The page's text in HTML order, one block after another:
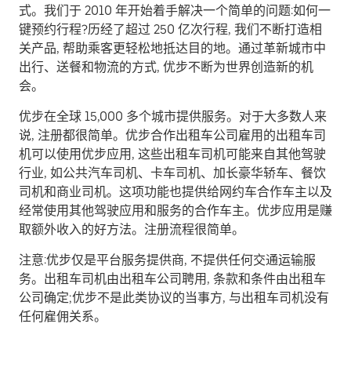
式。我们于 2010 年开始着手解决一个简单的问题:如何一
键预约行程?历经了超过 250 亿次行程, 我们不断打造相
关产品, 帮助乘客更轻松地抵达目的地。通过革新城市中
出行、送餐和物流的方式, 优步不断为世界创造新的机
会。
优步在全球 15,000 多个城市提供服务。对于大多数人来
说, 注册都很简单。优步合作出租车公司雇用的出租车司
机可以使用优步应用, 这些出租车司机可能来自其他驾驶
行业, 如公共汽车司机、卡车司机、加长豪华轿车、餐饮
司机和商业司机。这项功能也提供给网约车合作车主以及
经常使用其他驾驶应用和服务的合作车主。优步应用是赚
取额外收入的好方法。注册流程很简单。
注意:优步仅是平台服务提供商, 不提供任何交通运输服
务。出租车司机由出租车公司聘用, 条款和条件由出租车
公司确定;优步不是此类协议的当事方, 与出租车司机没有
任何雇佣关系。